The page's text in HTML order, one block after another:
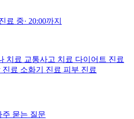
료 중· 20:00까지
치료 교통사고 치료 다이어트 진료
진료 소화기 진료 피부 진료
주 묻는 질문